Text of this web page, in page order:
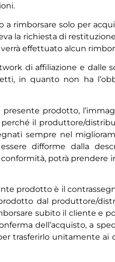
a rimborsare solo per
la richiesta di
effettuato alcun
di affiliazione e dalle
in quanto non ha
prodotto,
il produttore/
sempre nel
difforme dalla
potrà prendere
prodotto è il
dal produttore/
subito il cliente e
dell’acquisto, a
trasferirlo unitamente